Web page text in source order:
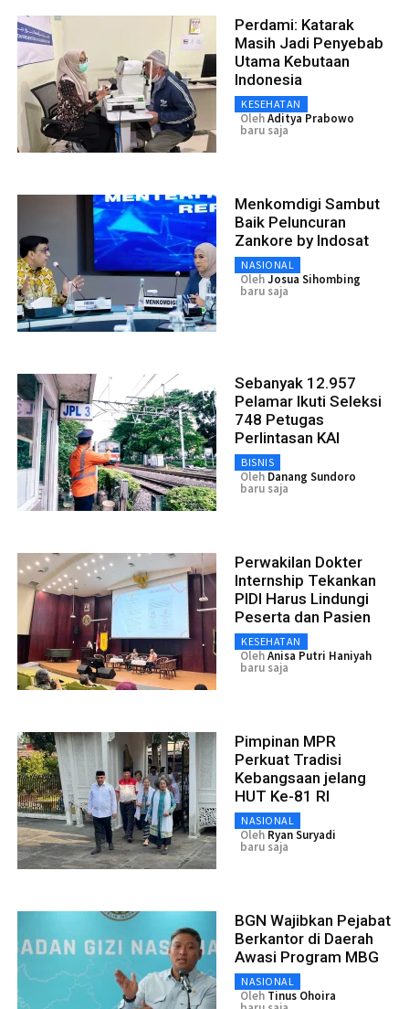
Perdami: Katarak
Masih Jadi Penyebab
Utama Kebutaan
Indonesia
KESEHATAN
OlehAditya Prabowo
baru saja
Menkomdigi Sambut
Baik Peluncuran
Zankore by Indosat
NASIONAL
OlehJosua Sihombing
baru saja
Sebanyak 12.957
Pelamar Ikuti Seleksi
748 Petugas
Perlintasan KAI
BISNIS
Oleh Danang Sundoro
baru saja
Perwakilan Dokter
Internship Tekankan
PIDI Harus Lindungi
Peserta dan Pasien
KESEHATAN
OlehAnisa Putri Haniyah
baru saja
Pimpinan MPR
Perkuat Tradisi
Kebangsaan jelang
HUT Ke-81 RI
NASIONAL
Oleh Ryan Suryadi
baru saja
BGN Wajibkan Pejabat
Berkantor di Daerah
Awasi Program MBG
NASIONAL
Oleh Tinus Ohoira